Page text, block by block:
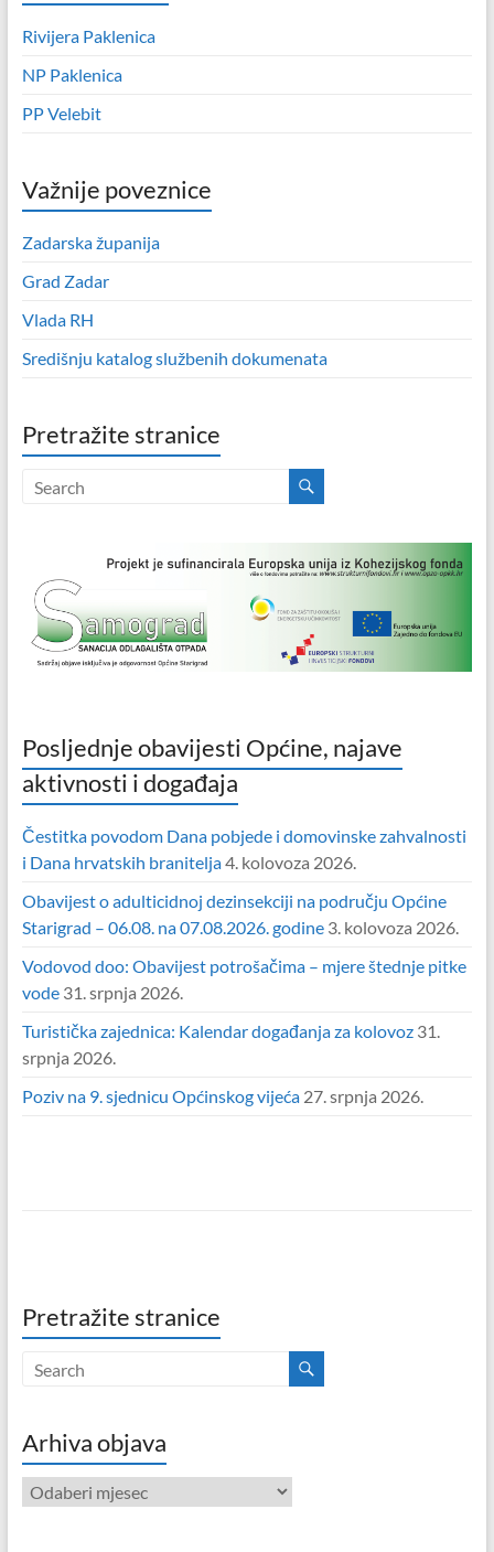
Rivijera Paklenica
NP Paklenica
PP Velebit
Važnije poveznice
Zadarska županija
Grad Zadar
Vlada RH
Središnju katalog službenih dokumenata
Pretražite stranice
Posljednje obavijesti Općine, najave
aktivnosti i događaja
Čestitka povodom Dana pobjede i domovinske zahvalnosti
i Dana hrvatskih branitelja4. kolovoza 2026.
Obavijest o adulticidnoj dezinsekciji na području Općine
Starigrad – 06.08. na 07.08.2026. godine 3. kolovoza 2026.
Vodovod doo: Obavijest potrošačima – mjere štednje pitke
vode 31. srpnja 2026.
Turistička zajednica: Kalendar događanja za kolovoz 31.
srpnja 2026.
Poziv na 9. sjednicu Općinskog vijeća 27. srpnja 2026.
Pretražite stranice
Arhiva objava
Arhiva
objava